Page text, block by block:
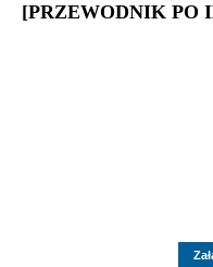
[PRZEWODNIK PO